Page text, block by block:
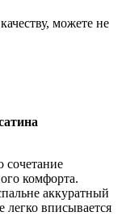
можете не
сочетание
комфорта.
аккуратный
вписывается